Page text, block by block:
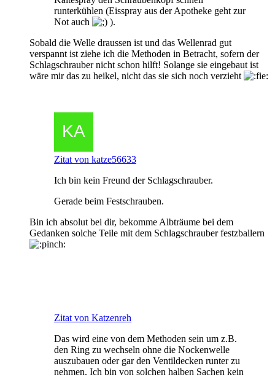
runterkühlen (Eisspray aus der Apotheke geht zur
Not auch
).
Sobald die Welle draussen ist und das Wellenrad gut
verspannt ist ziehe ich die Methoden in Betracht, sofern der
Schlagschrauber nicht schon hilft! Solange sie eingebaut ist
wäre mir das zu heikel, nicht das sie sich noch verzieht
Zitat von katze56633
Ich bin kein Freund der Schlagschrauber.
Gerade beim Festschrauben.
Bin ich absolut bei dir, bekomme Albträume bei dem
Gedanken solche Teile mit dem Schlagschrauber festzballern
Zitat von Katzenreh
Das wird eine von dem Methoden sein um z.B.
den Ring zu wechseln ohne die Nockenwelle
auszubauen oder gar den Ventildecken runter zu
nehmen. Ich bin von solchen halben Sachen kein